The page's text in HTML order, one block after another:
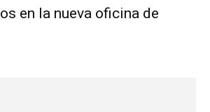
en la nueva oficina de